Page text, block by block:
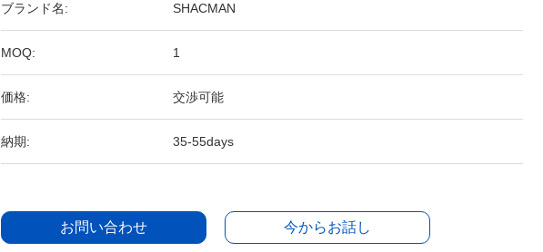
ブランド名: SHACMAN
MOQ: 1
価格: 交渉可能
納期: 35-55days
お問い合わせ 今からお話し